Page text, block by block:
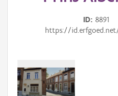
Gebeurtenis
ID 8891
https://